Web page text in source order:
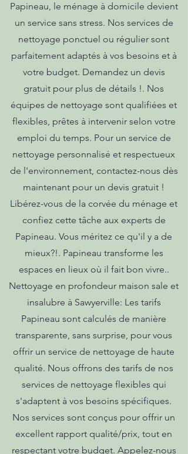
Papineau, le ménage à domicile devient
un service sans stress. Nos services de
nettoyage ponctuel ou régulier sont
parfaitement adaptés à vos besoins et à
votre budget. Demandez un devis
gratuit pour plus de détails !. Nos
équipes de nettoyage sont qualifiées et
flexibles, prêtes à intervenir selon votre
emploi du temps. Pour un service de
nettoyage personnalisé et respectueux
de l'environnement, contactez-nous dès
maintenant pour un devis gratuit !
Libérez-vous de la corvée du ménage et
confiez cette tâche aux experts de
Papineau. Vous méritez ce qu'il y a de
mieux?!. Papineau transforme les
espaces en lieux où il fait bon vivre..
Nettoyage en profondeur maison sale et
insalubre à Sawyerville: Les tarifs
Papineau sont calculés de manière
transparente, sans surprise, pour vous
offrir un service de nettoyage de haute
qualité. Nous offrons des tarifs de nos
services de nettoyage flexibles qui
s'adaptent à vos besoins spécifiques.
Nos services sont conçus pour offrir un
excellent rapport qualité/prix, tout en
respectant votre budget. Appelez-nous